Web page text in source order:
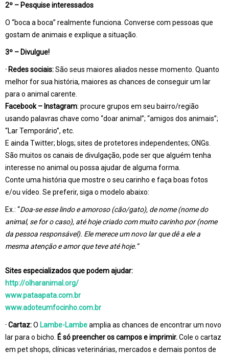
2º – Pesquise interessados
O “boca a boca” realmente funciona. Converse com pessoas que
gostam de animais e explique a situação.
3º – Divulgue!
· Redes sociais:São seus maiores aliados nesse momento. Quanto
melhor for sua história, maiores as chances de conseguir um lar
para o animal carente.
Facebook – Instagram: procure grupos em seu bairro/região
usando palavras chave como “doar animal”; “amigos dos animais”;
“Lar Temporário”, etc.
E ainda Twitter; blogs; sites de protetores independentes; ONGs.
São muitos os canais de divulgação, pode ser que alguém tenha
interesse no animal ou possa ajudar de alguma forma.
Conte uma história que mostre o seu carinho e faça boas fotos
e/ou vídeo. Se preferir, siga o modelo abaixo:
Ex.: “Doa-se esse lindo e amoroso (cão/gato), de nome (nome do
animal, se for o caso), até hoje criado com muito carinho por (nome
da pessoa responsável). Ele merece um novo lar que dê a ele a
mesma atenção e amor que teve até hoje.”
Sites especializados que podem ajudar:
http://olharanimal.org/
www.pataapata.com.br
www.adoteumfocinho.com.br
·Cartaz:O Lambe-Lambeamplia as chances de encontrar um novo
lar para o bicho. É só preencher os campos e imprimir.Cole o cartaz
em pet shops, clínicas veterinárias, mercados e demais pontos de